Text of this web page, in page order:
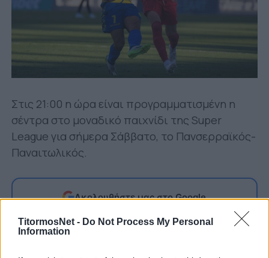
TitormosNet - Do Not Process My Personal
Information
Στις 21:00 η ώρα είναι προγραμματισμένη η
σέντρα στο μοναδικό παιχνίδι της Super
League για σήμερα Σάββατο, το Πανσερραϊκός-
Παναιτωλικός.
Ακολουθήστε μας στο Google
αναζήτησης